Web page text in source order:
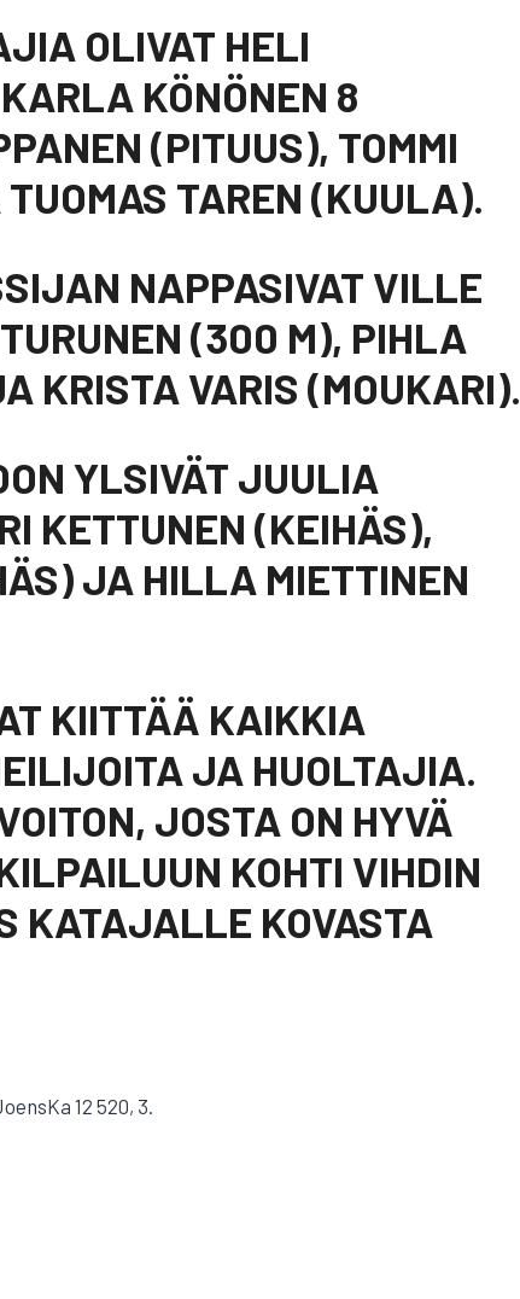
OLIVAT HELI
KÖNÖNEN 8
(PITUUS), TOMMI
TAREN (KUULA).
NAPPASIVAT VILLE
(300 M), PIHLA
KRISTA VARIS (MOUKARI).
YLSIVÄT JUULIA
KETTUNEN (KEIHÄS),
JA HILLA MIETTINEN
KIITTÄÄ KAIKKIA
JA HUOLTAJIA.
JOSTA ON HYVÄ
KOHTI VIHDIN
KATAJALLE KOVASTA
12 520, 3.